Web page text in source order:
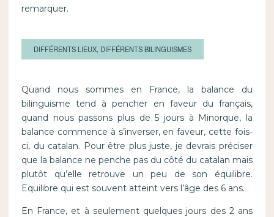
remarquer.
DIFFÉRENTS LIEUX, DIFFÉRENTS BILINGUISMES
Quand nous sommes en France, la balance du
bilinguisme tend à pencher en faveur du français,
quand nous passons plus de 5 jours à Minorque, la
balance commence à s’inverser, en faveur, cette fois-
ci, du catalan. Pour être plus juste, je devrais préciser
que la balance ne penche pas du côté du catalan mais
plutôt qu’elle retrouve un peu de son équilibre.
Equilibre qui est souvent atteint vers l’âge des 6 ans.
En France, et à seulement quelques jours des 2 ans